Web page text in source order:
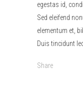
egestas id,
Sed eleifend
elementum et,
Duis tincidunt
Share